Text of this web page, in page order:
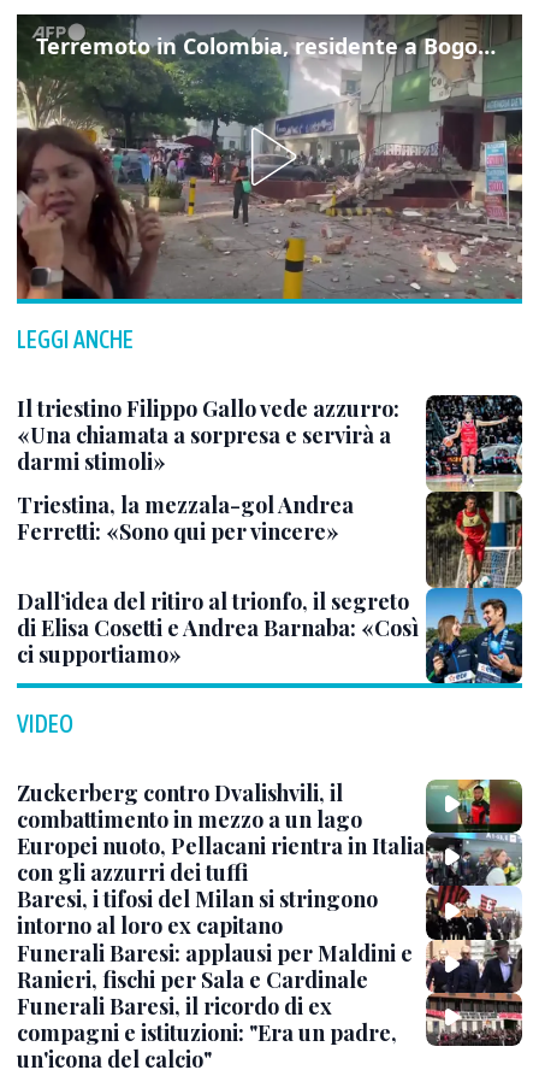
Terremoto in Colombia, residente a Bogotà: "Ha cominciato a tremare e non smetteva"
LEGGI ANCHE
Il triestino Filippo Gallo vede azzurro:
«Una chiamata a sorpresa e servirà a
darmi stimoli»
Triestina, la mezzala-gol Andrea
Ferretti: «Sono qui per vincere»
Dall’idea del ritiro al trionfo, il segreto
di Elisa Cosetti e Andrea Barnaba: «Così
ci supportiamo»
VIDEO
Zuckerberg contro Dvalishvili, il
combattimento in mezzo a un lago
Europei nuoto, Pellacani rientra in Italia
con gli azzurri dei tuffi
Baresi, i tifosi del Milan si stringono
intorno al loro ex capitano
Funerali Baresi: applausi per Maldini e
Ranieri, fischi per Sala e Cardinale
Funerali Baresi, il ricordo di ex
compagni e istituzioni: "Era un padre,
un'icona del calcio"